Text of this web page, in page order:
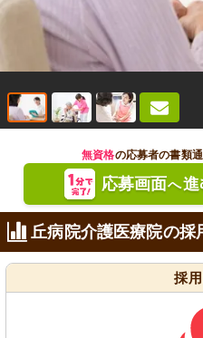
無資格の応募者の書類
応募画面へ進
丘病院介護医療院の採
採